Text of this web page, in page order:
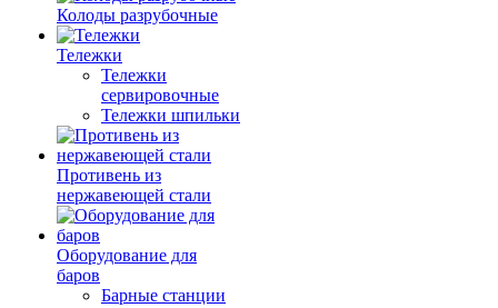
Колоды разрубочные
Тележки
Тележки
сервировочные
Тележки шпильки
Противень из
нержавеющей стали
Оборудование для
баров
Барные станции